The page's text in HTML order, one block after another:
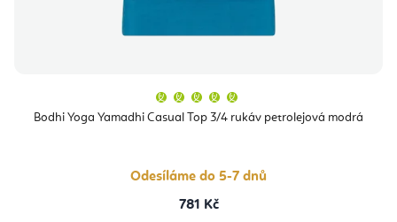
Bodhi Yoga Yamadhi Casual Top 3/4 rukáv petrolejová modrá
produktu
je
hvězdiček.
Odesíláme do 5-7 dnů
781 Kč